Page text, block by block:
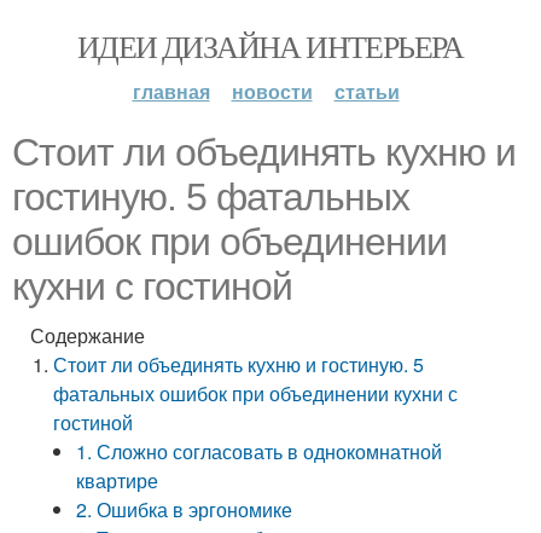
ИДЕИ ДИЗАЙНА ИНТЕРЬЕРА
главная новости статьи
Стоит ли объединять кухню и
гостиную. 5 фатальных
ошибок при объединении
кухни с гостиной
Содержание
Стоит ли объединять кухню и гостиную. 5
фатальных ошибок при объединении кухни с
гостиной
1. Сложно согласовать в однокомнатной
квартире
2. Ошибка в эргономике